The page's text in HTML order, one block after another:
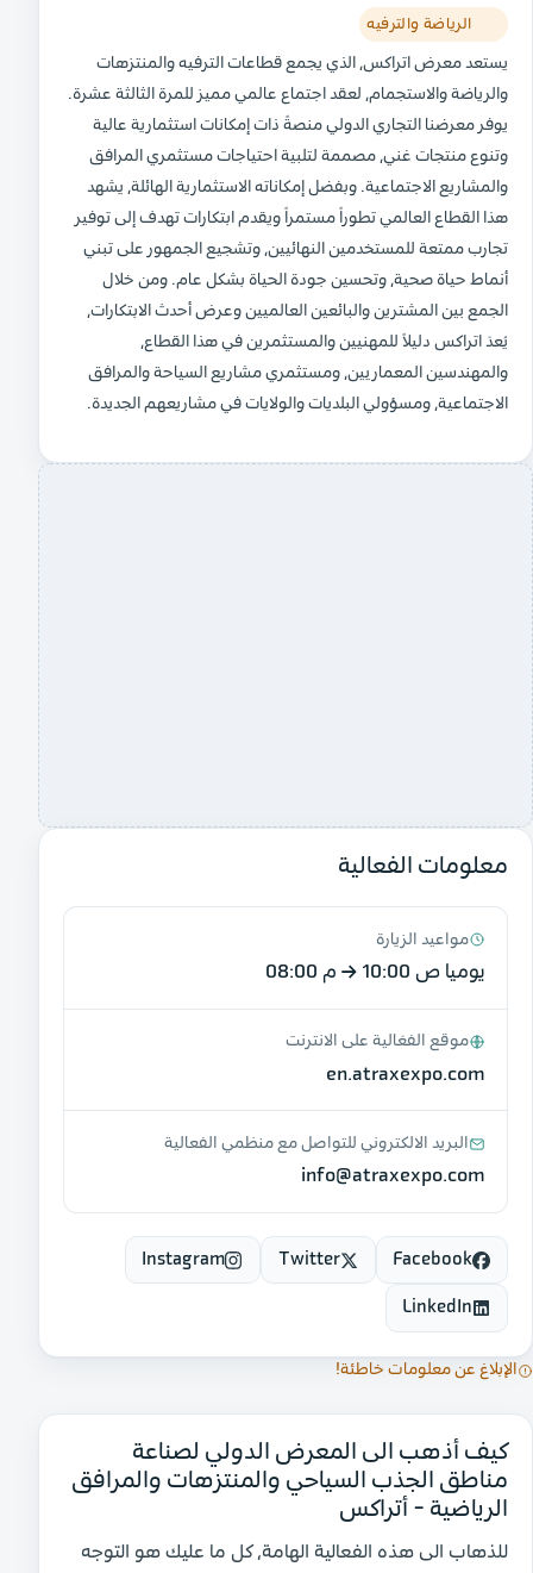
الرياضة والترفيه
يستعد معرض اتراكس، الذي يجمع قطاعات الترفيه والمنتزهات
والرياضة والاستجمام، لعقد اجتماع عالمي مميز للمرة الثالثة عشرة.
يوفر معرضنا التجاري الدولي منصةً ذات إمكانات استثمارية عالية
وتنوع منتجات غني، مصممة لتلبية احتياجات مستثمري المرافق
والمشاريع الاجتماعية. وبفضل إمكاناته الاستثمارية الهائلة، يشهد
هذا القطاع العالمي تطوراً مستمراً ويقدم ابتكارات تهدف إلى توفير
تجارب ممتعة للمستخدمين النهائيين، وتشجيع الجمهور على تبني
أنماط حياة صحية، وتحسين جودة الحياة بشكل عام. ومن خلال
الجمع بين المشترين والبائعين العالميين وعرض أحدث الابتكارات،
يُعدّ اتراكس دليلاً للمهنيين والمستثمرين في هذا القطاع،
والمهندسين المعماريين، ومستثمري مشاريع السياحة والمرافق
الاجتماعية، ومسؤولي البلديات والولايات في مشاريعهم الجديدة.
معلومات الفعالية
مواعيد الزيارة
يوميا 10:00 ص →08:00 م
موقع الفعّالية على الانترنت
en.atraxexpo.com
البريد الالكتروني للتواصل مع منظمي الفعالية
info@atraxexpo.com
Facebook
Twitter
Instagram
LinkedIn
الإبلاغ عن معلومات خاطئة!
كيف أذهب الى المعرض الدولي لصناعة
مناطق الجذب السياحي والمنتزهات والمرافق
الرياضية - أتراكس
للذهاب الى هذه الفعالية الهامة، كل ما عليك هو التوجه